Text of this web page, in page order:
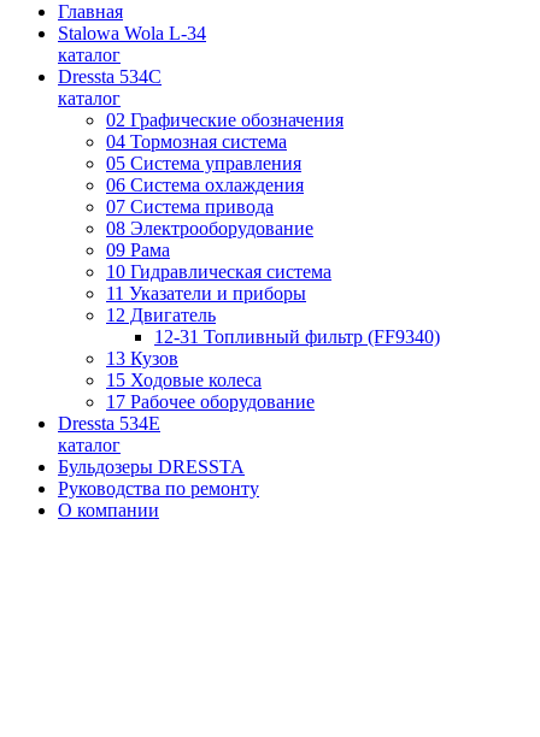
Главная
Stalowa Wola L-34
каталог
Dressta 534C
каталог
02 Графические обозначения
04 Тормозная система
05 Система управления
06 Система охлаждения
07 Система привода
08 Электрооборудование
09 Рама
10 Гидравлическая система
11 Указатели и приборы
12 Двигатель
12-31 Топливный фильтр (FF9340)
13 Кузов
15 Ходовые колеса
17 Рабочее оборудование
Dressta 534E
каталог
Бульдозеры DRESSTA
Руководства по ремонту
О компании